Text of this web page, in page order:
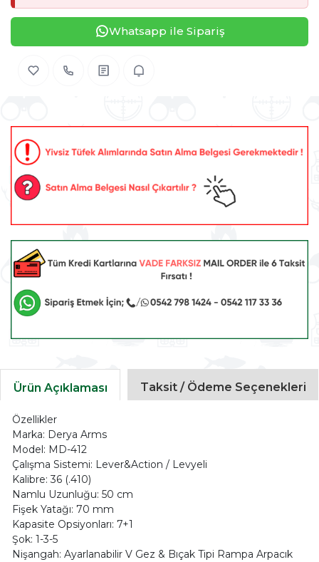
Whatsapp ile Sipariş
Ürün Açıklaması Taksit / Ödeme Seçenekleri
Özellikler
Marka: Derya Arms
Model: MD-412
Çalışma Sistemi: Lever&Action / Levyeli
Kalibre: 36 (.410)
Namlu Uzunluğu: 50 cm
Fişek Yatağı: 70 mm
Kapasite Opsiyonları: 7+1
Şok: 1-3-5
Nişangah: Ayarlanabilir V Gez & Bıçak Tipi Rampa Arpacık